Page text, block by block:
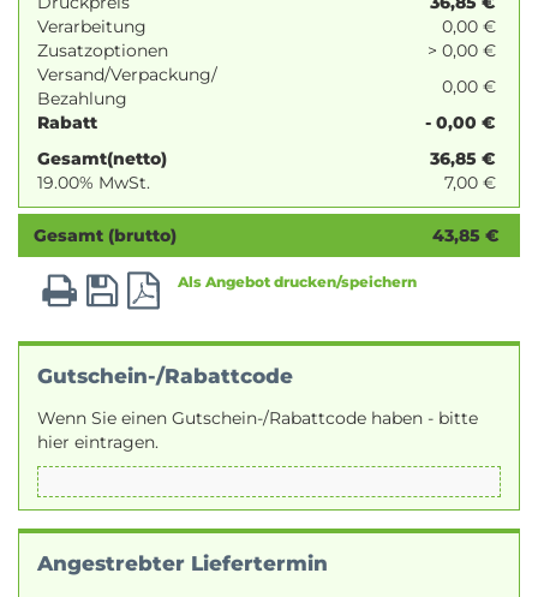
Verarbeitung
0,00 €
Zusatzoptionen
> 0,00 €
Versand/Verpackung/
Bezahlung
0,00 €
Rabatt
- 0,00 €
Gesamt(netto)
36,85 €
19.00% MwSt.
7,00 €
Gesamt (brutto) 43,85 €
Als Angebot drucken/speichern
Gutschein-/Rabattcode
Wenn Sie einen Gutschein-/Rabattcode haben - bitte
hier eintragen.
Angestrebter Liefertermin